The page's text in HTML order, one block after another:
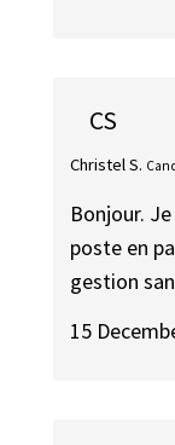
CS
Christel S.
Bonjour.
poste en
gestion
15